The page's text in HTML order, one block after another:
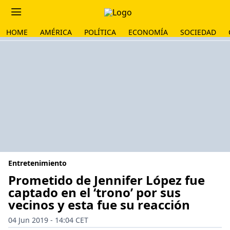
HOME AMÉRICA POLÍTICA ECONOMÍA SOCIEDAD
Entretenimiento
Prometido de Jennifer López fue
captado en el ‘trono’ por sus
vecinos y esta fue su reacción
04 Jun 2019 - 14:04 CET